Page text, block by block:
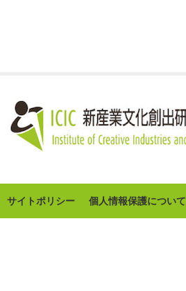
サイトポリシー 個人情報保護について